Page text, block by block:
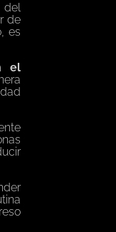
de
es
el